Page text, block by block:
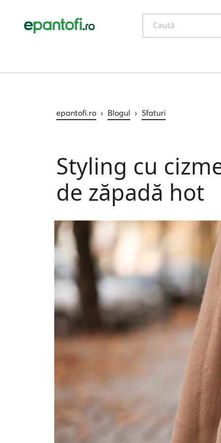
Caută
epantofi.ro › Blogul › Sfaturi
Styling cu
de zăpadă hot